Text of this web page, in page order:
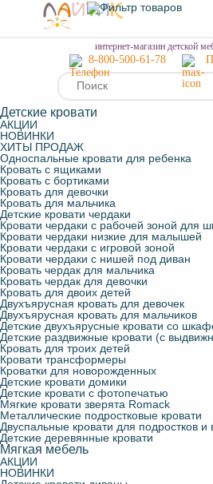
МЕНЮ
интернет-магазин детской
8-800-500-61-78
Детские кровати
АКЦИИ
НОВИНКИ
ХИТЫ ПРОДАЖ
Односпальные кровати для ребенка
Кровать с ящиками
Кровать с бортиками
Кровать для девочки
Кровать для мальчика
Детские кровати чердаки
Кровати чердаки с рабочей зоной для
Кровати чердаки низкие для малышей
Кровати чердаки с игровой зоной
Кровати чердаки с нишей под диван
Кровать чердак для мальчика
Кровать чердак для девочки
Кровать для двоих детей
Двухъярусная кровать для девочек
Двухъярусная кровать для мальчиков
Детские двухъярусные кровати со
Детские раздвижные кровати (с
Кровать для троих детей
Кровати трансформеры
Кроватки для новорожденных
Детские кровати домики
Детские кровати с фотопечатью
Мягкие кровати зверята Romack
Металлические подростковые кровати
Двуспальные кровати для подростков и
Детские деревянные кровати
Мягкая мебель
АКЦИИ
НОВИНКИ